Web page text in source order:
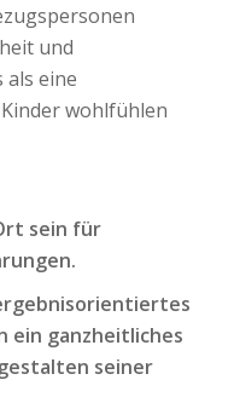
und
als eine
wohlfühlen
sein für
ein ganzheitliches
seiner